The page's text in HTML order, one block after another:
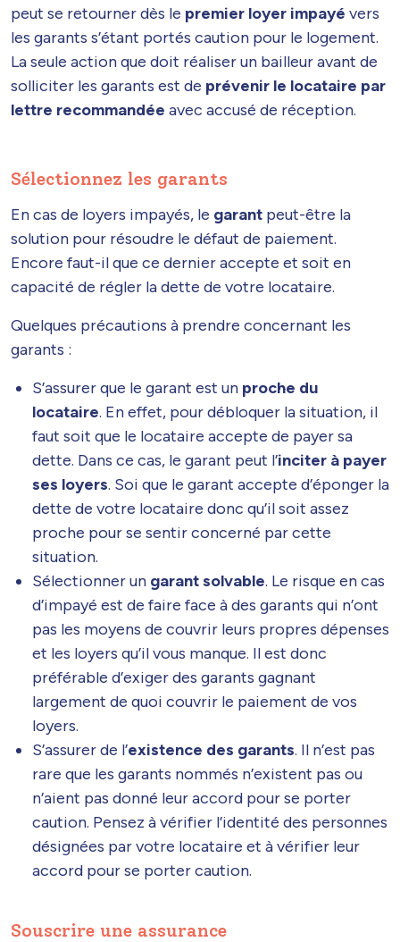
peut se retourner dès le premier loyer impayé vers
les garants s’étant portés caution pour le logement.
La seule action que doit réaliser un bailleur avant de
solliciter les garants est de prévenir le locataire par
lettre recommandée avec accusé de réception.
Sélectionnez les garants
En cas de loyers impayés, le garant peut-être la
solution pour résoudre le défaut de paiement.
Encore faut-il que ce dernier accepte et soit en
capacité de régler la dette de votre locataire.
Quelques précautions à prendre concernant les
garants :
S’assurer que le garant est un proche du
locataire. En effet, pour débloquer la situation, il
faut soit que le locataire accepte de payer sa
dette. Dans ce cas, le garant peut l’inciter à payer
ses loyers. Soi que le garant accepte d’éponger la
dette de votre locataire donc qu’il soit assez
proche pour se sentir concerné par cette
situation.
Sélectionner un garant solvable. Le risque en cas
d’impayé est de faire face à des garants qui n’ont
pas les moyens de couvrir leurs propres dépenses
et les loyers qu’il vous manque. Il est donc
préférable d’exiger des garants gagnant
largement de quoi couvrir le paiement de vos
loyers.
S’assurer de l’existence des garants. Il n’est pas
rare que les garants nommés n’existent pas ou
n’aient pas donné leur accord pour se porter
caution. Pensez à vérifier l’identité des personnes
désignées par votre locataire et à vérifier leur
accord pour se porter caution.
Souscrire une assurance